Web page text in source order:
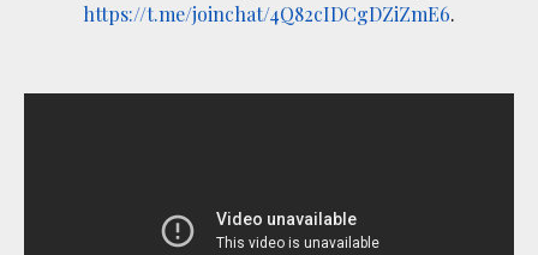
https://t.me/joinchat/4Q82cIDCgDZiZmE6.